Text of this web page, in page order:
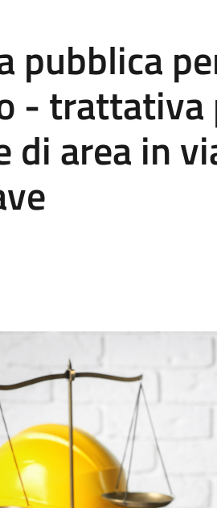
pubblica
-
di area in